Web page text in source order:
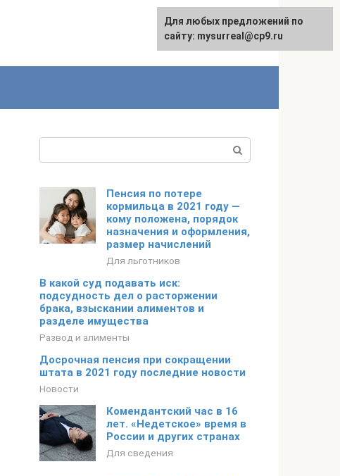
Пенсия по потере
кормильца в 2021 году —
кому положена, порядок
назначения и оформления,
размер начислений
Для льготников
В какой суд подавать иск:
подсудность дел о расторжении
брака, взыскании алиментов и
разделе имущества
Развод и алименты
Досрочная пенсия при сокращении
штата в 2021 году последние новости
Новости
Комендантский час в 16
лет. «Недетское» время в
России и других странах
Для сведения
Для любых предложений по
сайту: mysurreal@cp9.ru